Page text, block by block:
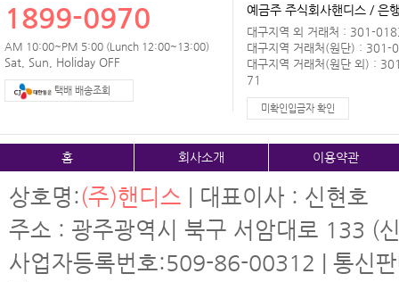
1899-0970
AM 10:00~PM 5:00 (Lunch 12:00~13:00)
Sat, Sun, Holiday OFF
택배 배송조회
예금주 주식회사핸디스 / 은
대구지역 외 거래처 : 301-
대구지역 거래처(원단) :
대구지역 거래처(원단 외) :
71
미확인입금자 확인
홈 회사소개 이용약관
상호명:(주)핸디스 | 대표이사 : 신현호
주소 : 광주광역시 북구 서암대로 133 (
사업자등록번호:509-86-00312 | 통신